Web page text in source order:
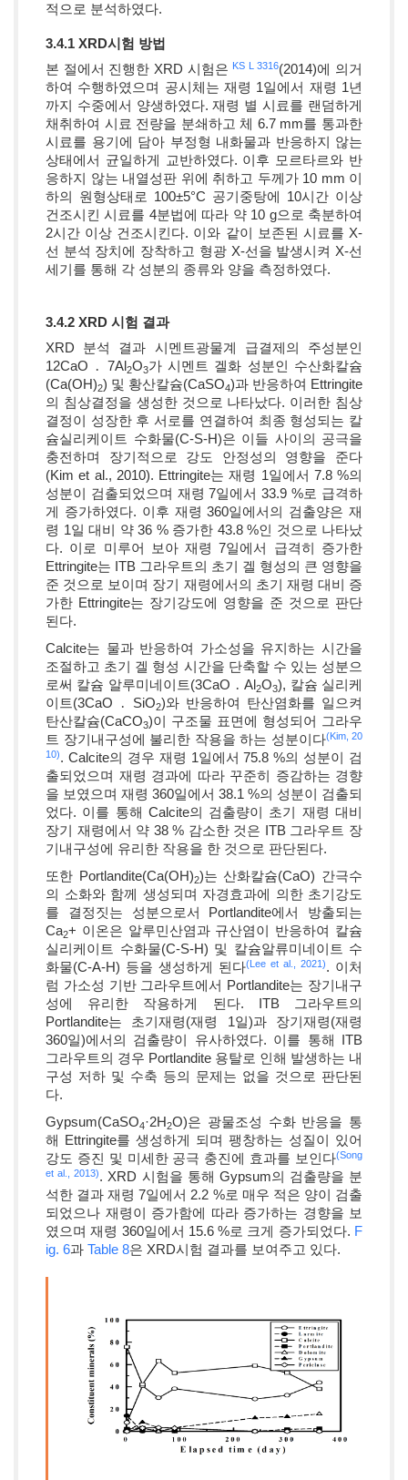
적으로 분석하였다.
3.4.1 XRD시험 방법
본 절에서 진행한 XRD 시험은 KS L 3316(2014)에 의거
하여 수행하였으며 공시체는 재령 1일에서 재령 1년
까지 수중에서 양생하였다. 재령 별 시료를 랜덤하게
채취하여 시료 전량을 분쇄하고 체 6.7 mm를 통과한
시료를 용기에 담아 부정형 내화물과 반응하지 않는
상태에서 균일하게 교반하였다. 이후 모르타르와 반
응하지 않는 내열성판 위에 취하고 두께가 10 mm 이
하의 원형상태로 100±5°C 공기중탕에 10시간 이상
건조시킨 시료를 4분법에 따라 약 10 g으로 축분하여
2시간 이상 건조시킨다. 이와 같이 보존된 시료를 X-
선 분석 장치에 장착하고 형광 X-선을 발생시켜 X-선
세기를 통해 각 성분의 종류와 양을 측정하였다.
3.4.2 XRD 시험 결과
XRD 분석 결과 시멘트광물계 급결제의 주성분인
12CaO ․ 7Al2O3가 시멘트 겔화 성분인 수산화칼슘
(Ca(OH)2) 및 황산칼슘(CaSO4)과 반응하여 Ettringite
의 침상결정을 생성한 것으로 나타났다. 이러한 침상
결정이 성장한 후 서로를 연결하여 최종 형성되는 칼
슘실리케이트 수화물(C-S-H)은 이들 사이의 공극을
충전하며 장기적으로 강도 안정성의 영향을 준다
(Kim et al., 2010). Ettringite는 재령 1일에서 7.8 %의
성분이 검출되었으며 재령 7일에서 33.9 %로 급격하
게 증가하였다. 이후 재령 360일에서의 검출양은 재
령 1일 대비 약 36 % 증가한 43.8 %인 것으로 나타났
다. 이로 미루어 보아 재령 7일에서 급격히 증가한
Ettringite는 ITB 그라우트의 초기 겔 형성의 큰 영향을
준 것으로 보이며 장기 재령에서의 초기 재령 대비 증
가한 Ettringite는 장기강도에 영향을 준 것으로 판단
된다.
Calcite는 물과 반응하여 가소성을 유지하는 시간을
조절하고 초기 겔 형성 시간을 단축할 수 있는 성분으
로써 칼슘 알루미네이트(3CaO ․ Al2O3), 칼슘 실리케
이트(3CaO ․ SiO2)와 반응하여 탄산염화를 일으켜
탄산칼슘(CaCO3)이 구조물 표면에 형성되어 그라우
트 장기내구성에 불리한 작용을 하는 성분이다(Kim, 20
10). Calcite의 경우 재령 1일에서 75.8 %의 성분이 검
출되었으며 재령 경과에 따라 꾸준히 증감하는 경향
을 보였으며 재령 360일에서 38.1 %의 성분이 검출되
었다. 이를 통해 Calcite의 검출량이 초기 재령 대비
장기 재령에서 약 38 % 감소한 것은 ITB 그라우트 장
기내구성에 유리한 작용을 한 것으로 판단된다.
또한 Portlandite(Ca(OH)2)는 산화칼슘(CaO) 간극수
의 소화와 함께 생성되며 자경효과에 의한 초기강도
를 결정짓는 성분으로서 Portlandite에서 방출되는
Ca2+ 이온은 알루민산염과 규산염이 반응하여 칼슘
실리케이트 수화물(C-S-H) 및 칼슘알류미네이트 수
화물(C-A-H) 등을 생성하게 된다(Lee et al., 2021). 이처
럼 가소성 기반 그라우트에서 Portlandite는 장기내구
성에 유리한 작용하게 된다. ITB 그라우트의
Portlandite는 초기재령(재령 1일)과 장기재령(재령
360일)에서의 검출량이 유사하였다. 이를 통해 ITB
그라우트의 경우 Portlandite 용탈로 인해 발생하는 내
구성 저하 및 수축 등의 문제는 없을 것으로 판단된
다.
Gypsum(CaSO4·2H2O)은 광물조성 수화 반응을 통
해 Ettringite를 생성하게 되며 팽창하는 성질이 있어
강도 증진 및 미세한 공극 충진에 효과를 보인다(Song
et al., 2013). XRD 시험을 통해 Gypsum의 검출량을 분
석한 결과 재령 7일에서 2.2 %로 매우 적은 양이 검출
되었으나 재령이 증가함에 따라 증가하는 경향을 보
였으며 재령 360일에서 15.6 %로 크게 증가되었다. F
ig. 6과 Table 8은 XRD시험 결과를 보여주고 있다.